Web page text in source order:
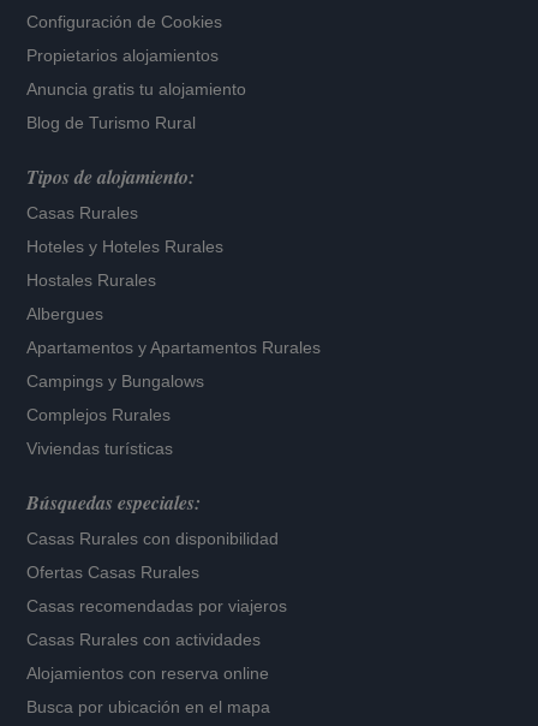
Configuración de Cookies
Propietarios alojamientos
Anuncia gratis tu alojamiento
Blog de Turismo Rural
Tipos de alojamiento:
Casas Rurales
Hoteles y Hoteles Rurales
Hostales Rurales
Albergues
Apartamentos yApartamentos Rurales
Campings y Bungalows
Complejos Rurales
Viviendas turísticas
Búsquedas especiales:
Casas Rurales con disponibilidad
Ofertas Casas Rurales
Casas recomendadas por viajeros
Casas Rurales con actividades
Alojamientos con reserva online
Busca por ubicación en el mapa